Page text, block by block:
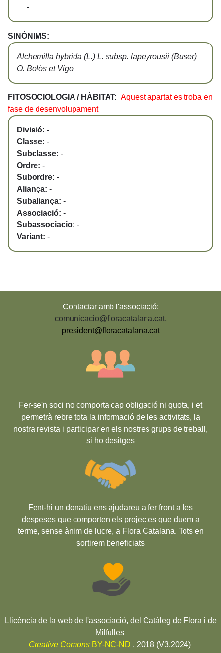
-
SINÒNIMS:
Alchemilla hybrida (L.) L. subsp. lapeyrousii (Buser)
O. Bolòs et Vigo
FITOSOCIOLOGIA / HÀBITAT: Aquest apartat es troba en
fase de desenvolupament
Divisió: -
Classe: -
Subclasse: -
Ordre: -
Subordre: -
Aliança: -
Subaliança: -
Associació: -
Subassociacio: -
Variant: -
Contactar amb l'associació:
comunicacio@floracatalana.cat,
president@floracatalana.cat
Fer-se'n soci no comporta cap obligació ni quota, i et
permetrà rebre tota la informació de les activitats, la
nostra revista i participar en els nostres grups de treball,
si ho desitges
Fent-hi un donatiu ens ajudareu a fer front a les
despeses que comporten els projectes que duem a
terme, sense ànim de lucre, a Flora Catalana. Tots en
sortirem beneficiats
Llicència de la web de l'associació, del Catàleg de Flora i de
Milfulles
Creative ComonsBY-NC-ND . 2018 (V3.2024)